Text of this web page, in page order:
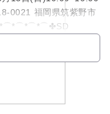
0021 福岡県筑紫野市